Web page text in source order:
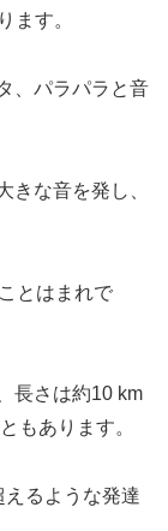
ます。
、パラパラと音
きな音を発し、
とはまれで
長さは約10 km
もあります。
るような発達